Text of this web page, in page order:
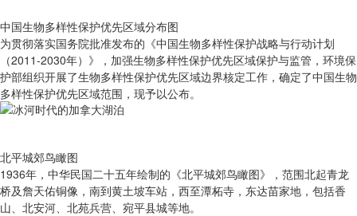
中国生物多样性保护优先区域分布图
为贯彻落实国务院批准发布的《中国生物多样性保护战略与行动计划
（2011-2030年）》，加强生物多样性保护优先区域保护与监管，环境保
护部组织开展了生物多样性保护优先区域边界核定工作，确定了中国生物
多样性保护优先区域范围，现予以公布。
北平城郊鸟瞰图
1936年，中华民国二十五年绘制的《北平城郊鸟瞰图》，范围北起青龙
桥及詹天佑铜像，南到黄土坡车站，西至潭柘寺，东达苗家地，包括香
山、北安河、北苑兵营、宛平县城等地。